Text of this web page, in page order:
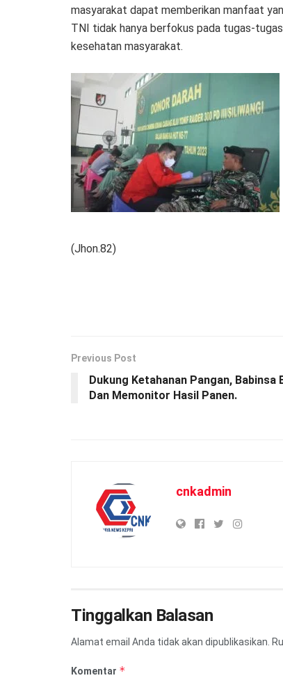
masyarakat dapat memberikan manfaat
TNI tidak hanya berfokus pada tugas-
kesehatan masyarakat.
(Jhon.82)
Previous Post
Dukung Ketahanan Pangan, Babinsa
Dan Memonitor Hasil Panen.
cnkadmin
Tinggalkan Balasan
Alamat email Anda tidak akan dipublikasikan.
Komentar *